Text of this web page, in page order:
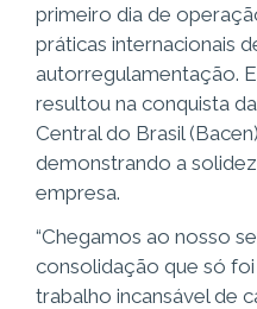
primeiro dia de
práticas internacionais
autorregulamentação.
resultou na conquista
Central do Brasil
demonstrando a
empresa.
“Chegamos ao nosso
consolidação que só
trabalho incansável de